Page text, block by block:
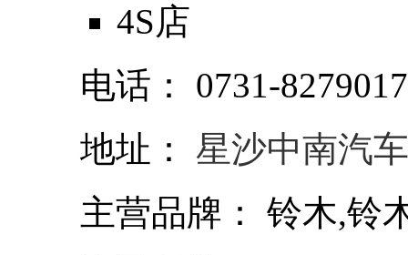
4S店
电话：
0731-
地址：
星沙中南汽
主营品牌：
铃木,铃